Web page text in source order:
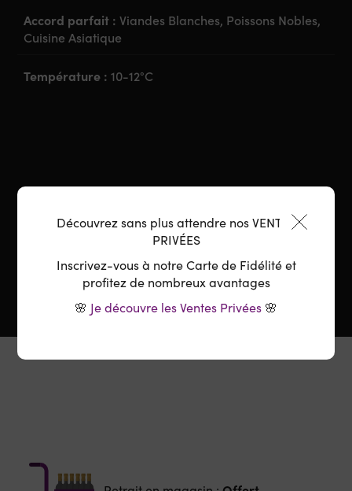
Accord parfait :Viandes Blanches, Poissons Nobles,
Cuisine Asiatique
Température :10-12°C
Découvrez sans plus attendre nos VENTES
PRIVÉES
Inscrivez-vous à notre Carte de Fidélité et
profitez de nombreux avantages
🌸 Je découvre les Ventes Privées 🌸